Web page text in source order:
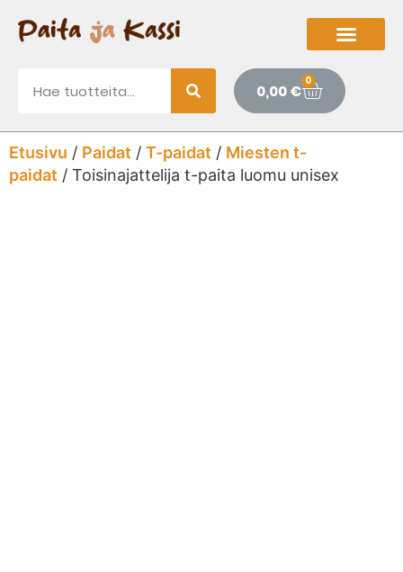
0,00€
0
Etusivu / Paidat / T-paidat / Miesten t-
paidat / Toisinajattelija t-paita luomu unisex